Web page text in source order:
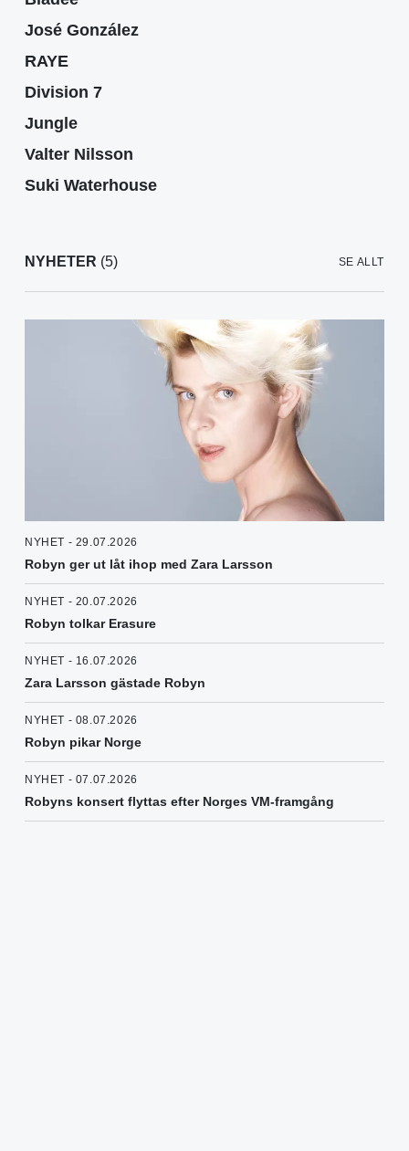
José González
RAYE
Division 7
Jungle
Valter Nilsson
Suki Waterhouse
NYHETER (5) SE ALLT
NYHET - 29.07.2026
Robyn ger ut låt ihop med Zara Larsson
NYHET - 20.07.2026
Robyn tolkar Erasure
NYHET - 16.07.2026
Zara Larsson gästade Robyn
NYHET - 08.07.2026
Robyn pikar Norge
NYHET - 07.07.2026
Robyns konsert flyttas efter Norges VM-framgång